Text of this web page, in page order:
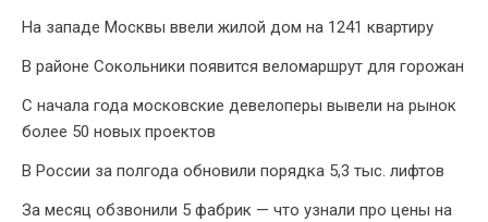
На западе Москвы ввели жилой дом на 1241 квартиру
В районе Сокольники появится веломаршрут для горожан
С начала года московские девелоперы вывели на рынок
более 50 новых проектов
В России за полгода обновили порядка 5,3 тыс. лифтов
За месяц обзвонили 5 фабрик — что узнали про цены на